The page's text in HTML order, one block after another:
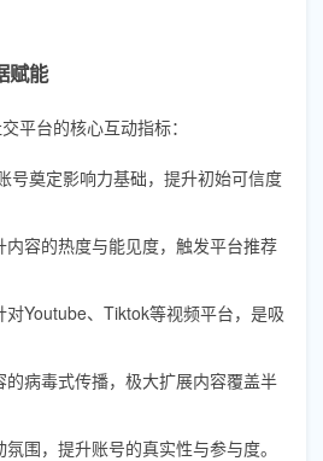
赋能
平台的核心互动指标：
号奠定影响力基础，提升初始可信度
内容的热度与能见度，触发平台推荐
对Youtube、Tiktok等视频平台，是吸
的病毒式传播，极大扩展内容覆盖半
围，提升账号的真实性与参与度。